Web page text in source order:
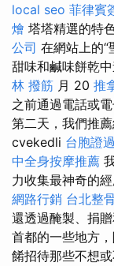
local seo 菲律賓
燴 塔塔精選的特
公司 在網站上的“
甜味和鹹味餅乾
林 撥筋 月 20 推
之前通過電話或
第二天，我們推
cvekedli 台胞證
中全身按摩推薦
力收集最神奇的
網路行銷 台北整
還透過醃製、捐
首都的一些地方
餚招待那些不想